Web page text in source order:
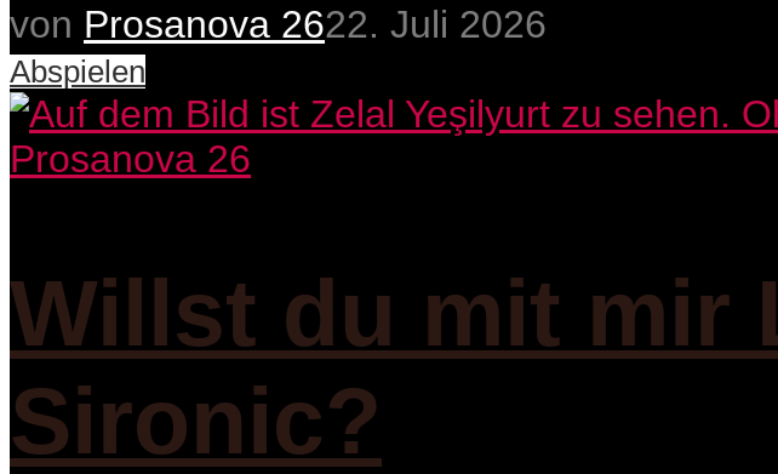
von Prosanova 2622. Juli 2026
Abspielen
Prosanova 26
Willst du mit mir
Sironic?